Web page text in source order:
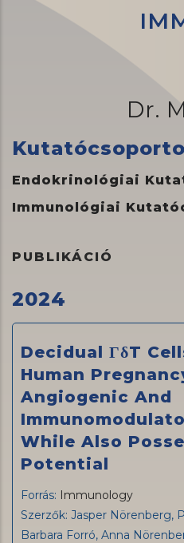
Dr.
Endokrinológiai
Immunológiai
PUBLIKÁCIÓ
2024
Decidual ΓδT
Human
Angiogenic And
While Also
Potential
Forrás: Immunology
Szerzők: Jasper Nörenberg,
Barbara Forró, Anna